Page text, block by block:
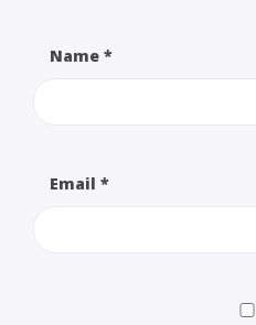
Name *
Email *